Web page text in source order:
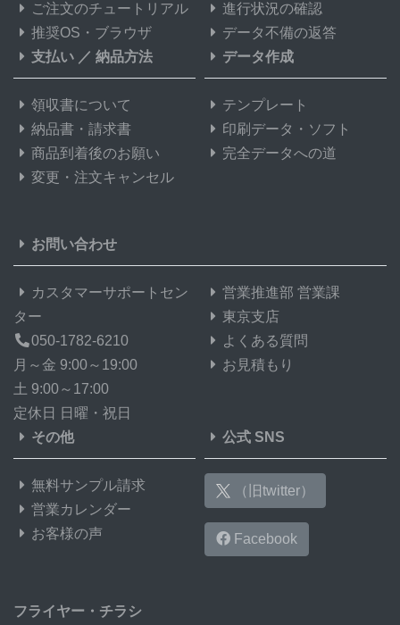
ご注文のチュートリアル
推奨OS・ブラウザ
進行状況の確認
データ不備の返答
支払い ／ 納品方法
領収書について
納品書・請求書
商品到着後のお願い
変更・注文キャンセル
データ作成
テンプレート
印刷データ・ソフト
完全データへの道
お問い合わせ
カスタマーサポートセン
ター
050-1782-6210
月～金 9:00～19:00
土 9:00～17:00
定休日 日曜・祝日
営業推進部 営業課
東京支店
よくある質問
お見積もり
その他
無料サンプル請求
営業カレンダー
お客様の声
公式 SNS
（旧twitter）
Facebook
フライヤー・チラシ